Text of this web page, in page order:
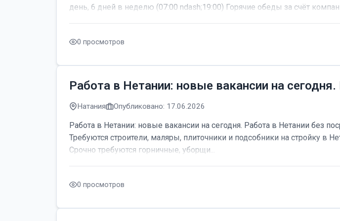
день, 6 дней в неделю (07:00 ndash;19:00) Горячие обеды за счёт
0 просмотров
Работа в Нетании: новые вакансии на
Натания Опубликовано: 17.06.2026
Работа в Нетании: новые вакансии на сегодня. Работа в Нетании без
Требуются строители, маляры, плиточники и подсобники на стройку в
Срочно требуются горничные, уборщи...
0 просмотров